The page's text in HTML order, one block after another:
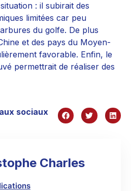
: il subirait des
limitées car peu
du golfe. De plus
et des pays du Moyen-
favorable. Enfin, le
permettrait de réaliser des
sociaux
Charles